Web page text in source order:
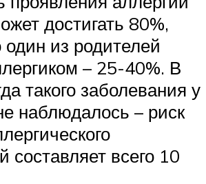
достигать 80%,
один из родителей
– 25-40%. В
такого заболевания у
наблюдалось – риск
составляет всего 10